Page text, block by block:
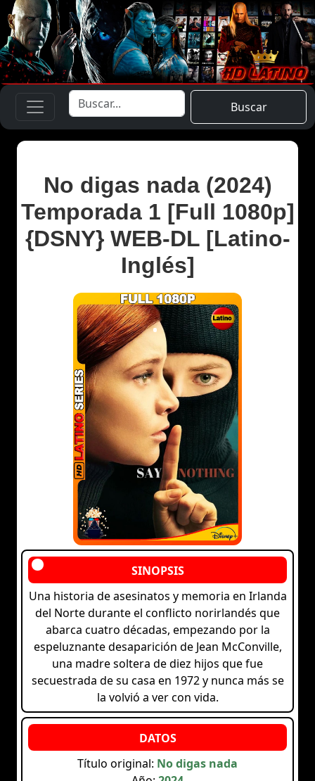
Buscar
No digas nada (2024)
Temporada 1 [Full 1080p]
{DSNY} WEB-DL [Latino-
Inglés]
Una historia de asesinatos y memoria en Irlanda
del Norte durante el conflicto norirlandés que
abarca cuatro décadas, empezando por la
espeluznante desaparición de Jean McConville,
una madre soltera de diez hijos que fue
secuestrada de su casa en 1972 y nunca más se
la volvió a ver con vida.
Título original: No digas nada